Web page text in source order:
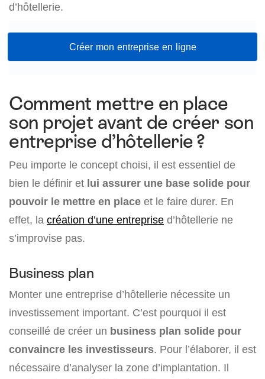
d’hôtellerie.
Créer mon entreprise en ligne
Comment mettre en place
son projet avant de créer son
entreprise d’hôtellerie ?
Peu importe le concept choisi, il est essentiel de
bien le définir et lui assurer une base solide pour
pouvoir le mettre en place et le faire durer. En
effet, la création d’une entreprise d’hôtellerie ne
s’improvise pas.
Business plan
Monter une entreprise d’hôtellerie nécessite un
investissement important. C’est pourquoi il est
conseillé de créer un business plan solide pour
convaincre les investisseurs. Pour l’élaborer, il est
nécessaire d’analyser la zone d’implantation. Il